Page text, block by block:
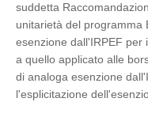
suddetta
unitarietà del programma
esenzione dall'IRPEF per
a quello applicato alle
di analoga esenzione
l'esplicitazione